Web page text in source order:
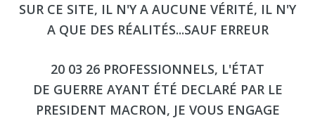
SUR CE SITE, IL N'Y A AUCUNE VÉRITÉ, IL N'Y
A QUE DES RÉALITÉS...SAUF ERREUR
20 03 26 PROFESSIONNELS, L'ÉTAT
DE GUERRE AYANT ÉTÉ DECLARÉ PAR LE
PRESIDENT MACRON, JE VOUS ENGAGE